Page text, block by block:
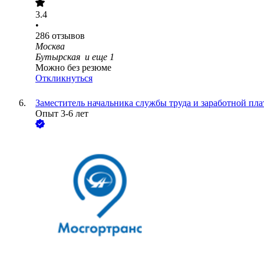
3.4
•
286 отзывов
Москва
Бутырская и еще 1
Можно без резюме
Откликнуться
Заместитель начальника службы труда и заработной
Опыт 3-6 лет